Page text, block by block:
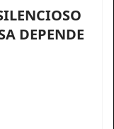
DEPENDE